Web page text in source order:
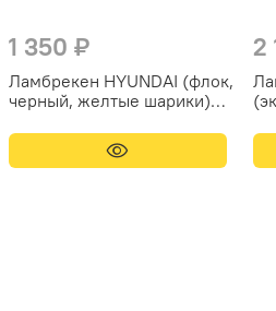
1 350 ₽
Ламбрекен HYUNDAI (флок,
черный, желтые шарики)
2